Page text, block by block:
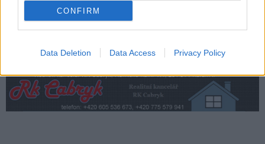
CONFIRM
Data Deletion Data Access Privacy Policy